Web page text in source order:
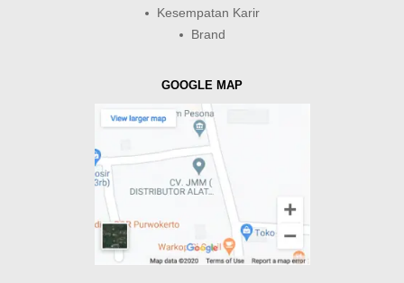
Kesempatan Karir
Brand
GOOGLE MAP